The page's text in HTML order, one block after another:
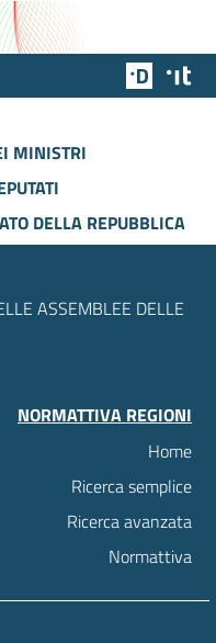
Team
MINISTRI
DELLA REPUBBLICA
ASSEMBLEE DELLE
NORMATTIVA REGIONI
Home
Ricerca semplice
Ricerca avanzata
Normattiva